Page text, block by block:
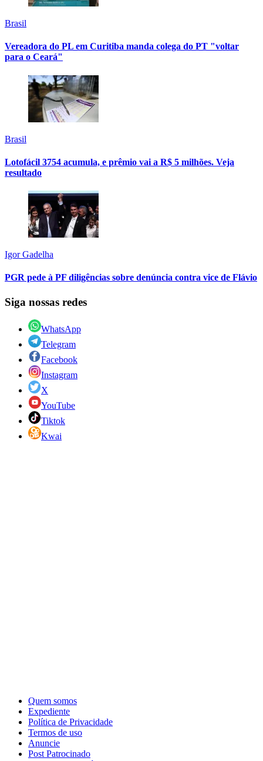
Brasil
Vereadora do PL em Curitiba manda colega do PT "voltar
para o Ceará"
Brasil
Lotofácil 3754 acumula, e prêmio vai a R$ 5 milhões. Veja
resultado
Igor Gadelha
PGR pede à PF diligências sobre denúncia contra vice de Flávio
Siga nossas redes
WhatsApp
Telegram
Facebook
Instagram
X
YouTube
Tiktok
Kwai
Quem somos
Expediente
Política de Privacidade
Termos de uso
Anuncie
Post Patrocinado